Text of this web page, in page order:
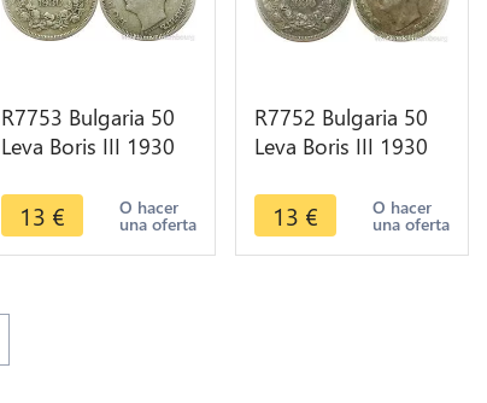
R7753 Bulgaria 50
Leva Boris III 1930
offer
13 € O hacer
una oferta
R7752 Bulgaria 50
Leva Boris III 1930
offer
13 € O hacer
una oferta